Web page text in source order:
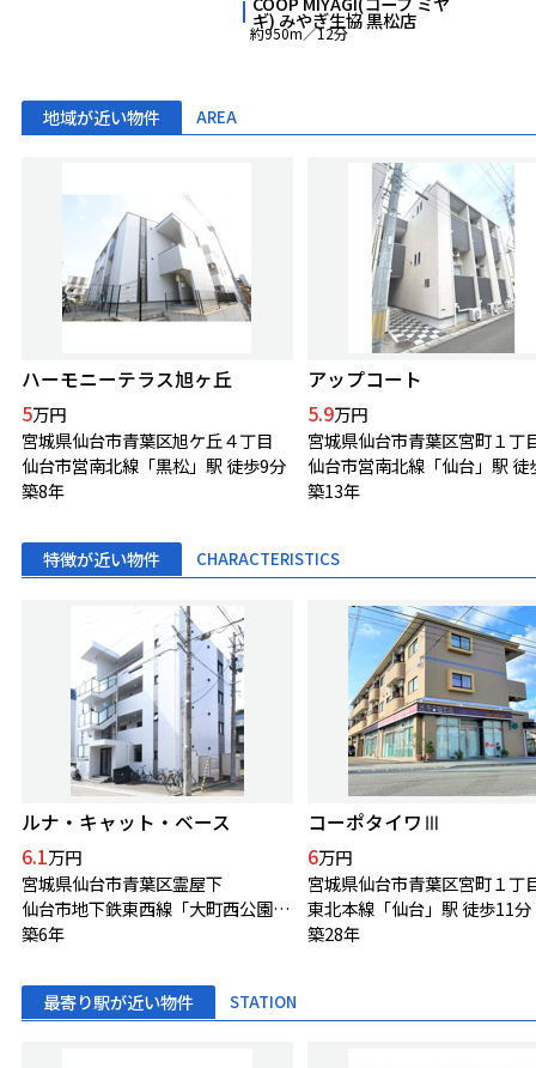
ギ) みやぎ生協 黒松店
約950m／12分
地域が近い物件 AREA
ハーモニーテラス旭ヶ丘
5万円
宮城県仙台市青葉区旭ケ丘４丁目
仙台市営南北線「黒松」駅 徒歩9分
築8年
アップコート
5.9万円
宮城県仙台市青葉区宮町１丁
仙台市営南北線「仙台」駅 徒
築13年
特徴が近い物件 CHARACTERISTICS
ルナ・キャット・ベース
6.1万円
宮城県仙台市青葉区霊屋下
仙台市地下鉄東西線「大町西公園」駅 徒歩11分
築6年
コーポタイワⅢ
6万円
宮城県仙台市青葉区宮町１丁
東北本線「仙台」駅 徒歩11分
築28年
最寄り駅が近い物件 STATION